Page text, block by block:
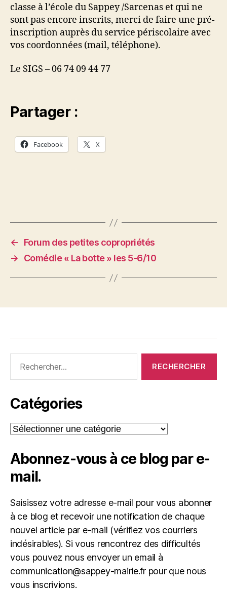
classe à l’école du Sappey /Sarcenas et qui ne
sont pas encore inscrits, merci de faire une pré-
inscription auprès du service périscolaire avec
vos coordonnées (mail, téléphone).
Le SIGS – 06 74 09 44 77
Partager :
Facebook X
←
Forum des petites copropriétés
→
Comédie « La botte » les 5-6/10
Catégories
Catégories
Abonnez-vous à ce blog par e-
mail.
Saisissez votre adresse e-mail pour vous abonner
à ce blog et recevoir une notification de chaque
nouvel article par e-mail (vérifiez vos courriers
indésirables). Si vous rencontrez des difficultés
vous pouvez nous envoyer un email à
communication@sappey-mairie.fr pour que nous
vous inscrivions.